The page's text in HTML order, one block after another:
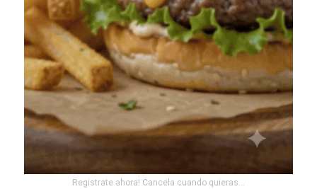
Registrate ahora! Cancela cuando quieras...